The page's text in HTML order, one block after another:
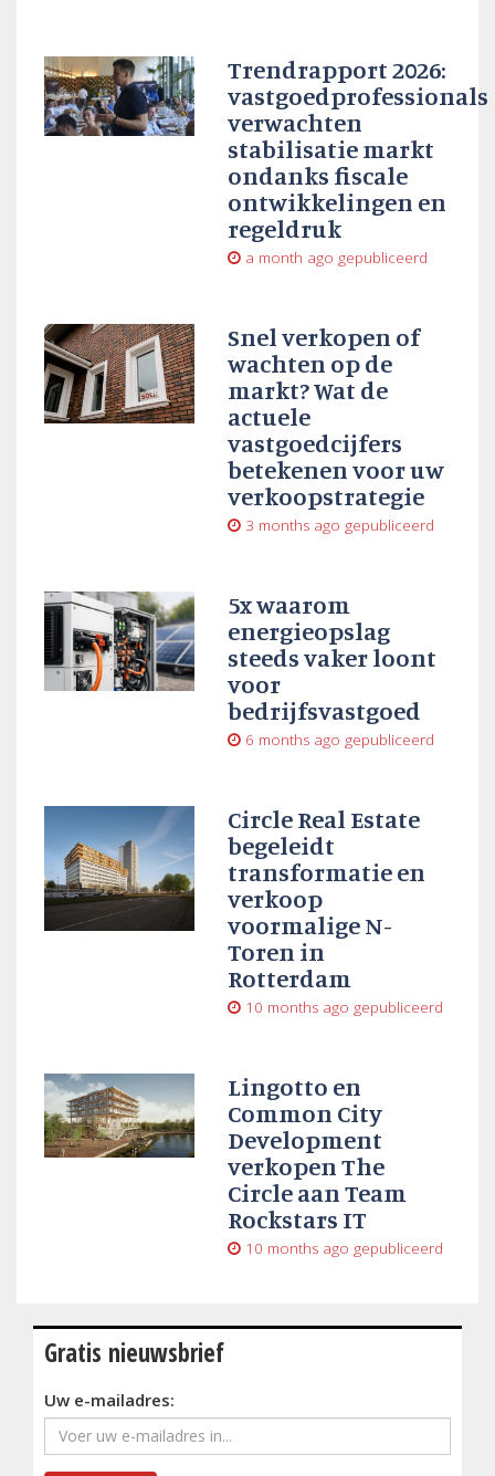
Trendrapport 2026:
vastgoedprofessionals
verwachten
stabilisatie markt
ondanks fiscale
ontwikkelingen en
regeldruk
a month ago gepubliceerd
Snel verkopen of
wachten op de
markt? Wat de
actuele
vastgoedcijfers
betekenen voor uw
verkoopstrategie
3 months ago gepubliceerd
5x waarom
energieopslag
steeds vaker loont
voor
bedrijfsvastgoed
6 months ago gepubliceerd
Circle Real Estate
begeleidt
transformatie en
verkoop
voormalige N-
Toren in
Rotterdam
10 months ago gepubliceerd
Lingotto en
Common City
Development
verkopen The
Circle aan Team
Rockstars IT
10 months ago gepubliceerd
Gratis nieuwsbrief
Uw e-mailadres: